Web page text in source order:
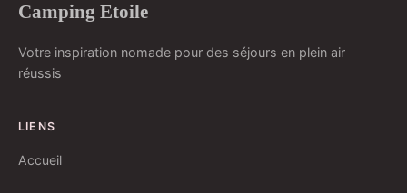
Camping Etoile
Votre inspiration nomade pour des séjours en plein air
réussis
LIENS
Accueil